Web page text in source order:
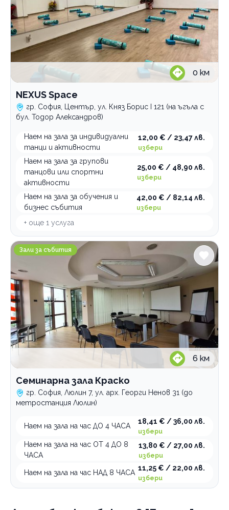
0 км
NEXUS Space
гр. София, Център, ул. Княз Борис I 121 (на ъгъла с
бул. Тодор Александров)
Наем на зала за индивидуални
танци и активности
12,00 € / 23,47 лв.
избери
Наем на зала за групови
танцови или спортни
активности
25,00 € / 48,90 лв.
избери
Наем на зала за обучения и
бизнес събития
42,00 € / 82,14 лв.
избери
+ още 1 услуга
Семинарна зала Краско
Зали за събития
6 км
Семинарна зала Краско
гр. София, Люлин 7, ул. арх. Георги Ненов 31 (до
метростанция Люлин)
Наем на зала на час ДО 4 ЧАСА
18,41 € / 36,00 лв.
избери
Наем на зала на час ОТ 4 ДО 8
ЧАСА
13,80 € / 27,00 лв.
избери
Наем на зала на час НАД 8 ЧАСА
11,25 € / 22,00 лв.
избери